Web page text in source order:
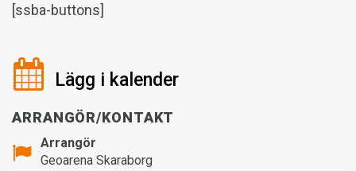
[ssba-buttons]
Lägg i kalender
ARRANGÖR/KONTAKT
Arrangör
Geoarena Skaraborg